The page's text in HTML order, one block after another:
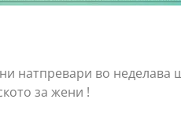
натпревари во
за жени !